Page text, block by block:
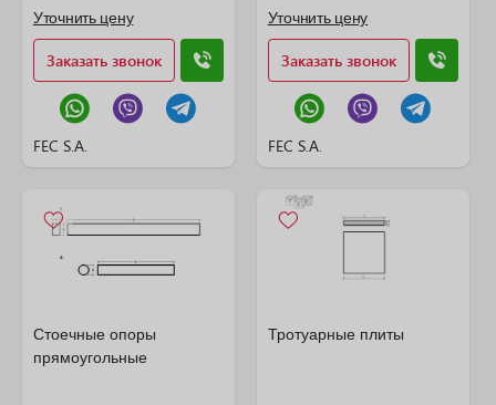
Уточнить цену
Заказать звонок
FEC S.A.
Уточнить цену
Заказать звонок
FEC S.A.
Стоечные опоры
прямоугольные
Тротуарные плиты